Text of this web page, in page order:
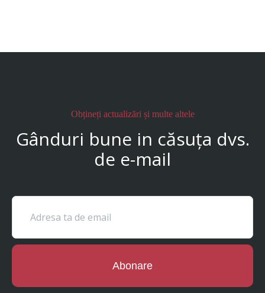
Obțineți actualizări și multe altele
Gânduri bune in căsuța dvs.
de e-mail
Abonare